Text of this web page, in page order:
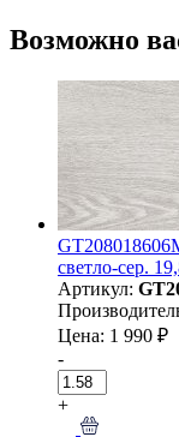
Возможно
светло-сер.
Артикул:
Цена: 1 990 ₽
-
+